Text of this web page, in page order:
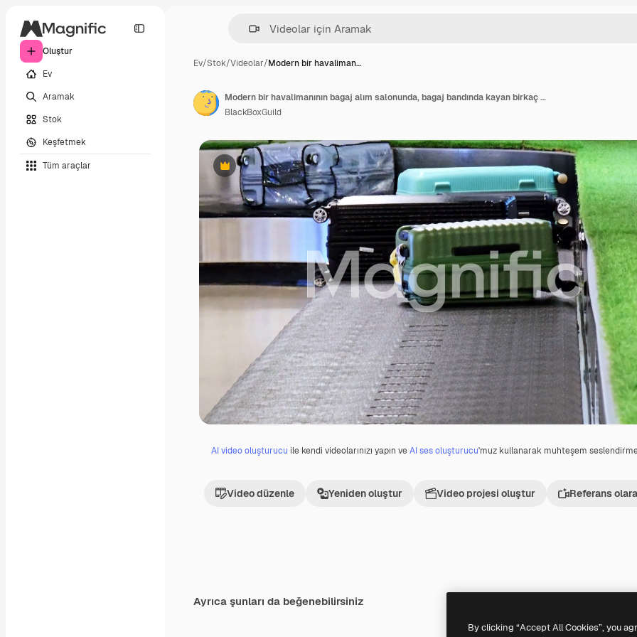
Oluştur
Ev
Aramak
Stok
Keşfetmek
Tüm araçlar
Ev/Stok/Videolar/Modern bir havaliman…
Premium
AI video oluşturucu ile kendi videolarınızı yapın veAI ses oluşturucu'muz kullanarak muhteşem
Video düzenle Yeniden oluştur Video projesi oluştur Referans
Modern bir havalimanının bagaj alım salonunda, bagaj bandında kayan birkaç çanta ve siyah bavul.
BlackBoxGuild
Ayrıca şunları da beğenebilirsiniz
By clicking “Accept All Cookies”, you